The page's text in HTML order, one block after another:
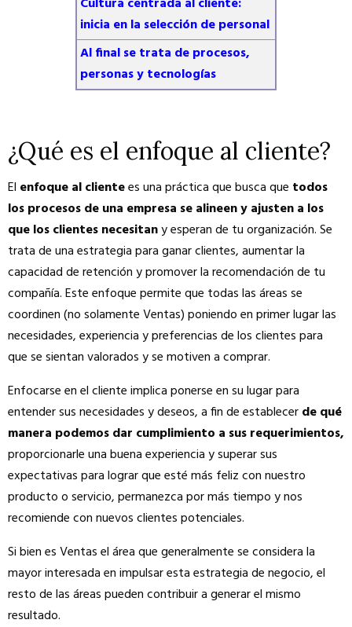
inicia en la selección de personal
Al final se trata de procesos,
personas y tecnologías
¿Qué es el enfoque al cliente?
El enfoque al clientees una práctica que busca que todos
los procesos de una empresa se alineen y ajusten a los
que los clientes necesitany esperan de tu organización. Se
trata de una estrategia para ganar clientes, aumentar la
capacidad de retención y promover la recomendación de tu
compañía. Este enfoque permite que todas las áreas se
coordinen (no solamente Ventas) poniendo en primer lugar las
necesidades, experiencia y preferencias de los clientes para
que se sientan valorados y se motiven a comprar.
Enfocarse en el cliente implica ponerse en su lugar para
entender sus necesidades y deseos, a fin de establecerde qué
manera podemos dar cumplimiento a sus requerimientos,
proporcionarle una buena experiencia y superar sus
expectativas para lograr que esté más feliz con nuestro
producto o servicio, permanezca por más tiempo y nos
recomiende con nuevos clientes potenciales.
Si bien es Ventas el área que generalmente se considera la
mayor interesada en impulsar esta estrategia de negocio, el
resto de las áreas pueden contribuir a generar el mismo
resultado.